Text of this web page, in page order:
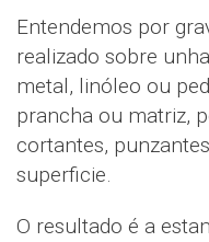
Entendemos por
realizado sobre
metal, linóleo ou
prancha ou matriz,
cortantes,
superficie.
O resultado é a